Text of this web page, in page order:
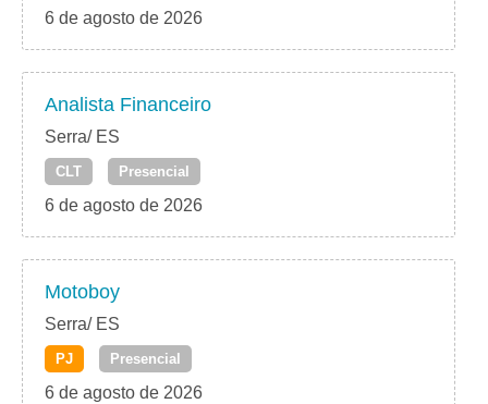
6 de agosto de 2026
Analista Financeiro
Serra/ ES
CLT Presencial
6 de agosto de 2026
Motoboy
Serra/ ES
PJ Presencial
6 de agosto de 2026